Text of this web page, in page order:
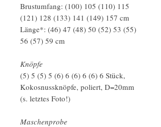
Brustumfang: (100) 105 (110) 115
(121) 128 (133) 141 (149) 157 cm
Länge*: (46) 47 (48) 50 (52) 53 (55)
56 (57) 59 cm
Knöpfe
(5) 5 (5) 5 (6) 6 (6) 6 (6) 6 Stück,
Kokosnussknöpfe, poliert, D=20mm
(s. letztes Foto!)
Maschenprobe